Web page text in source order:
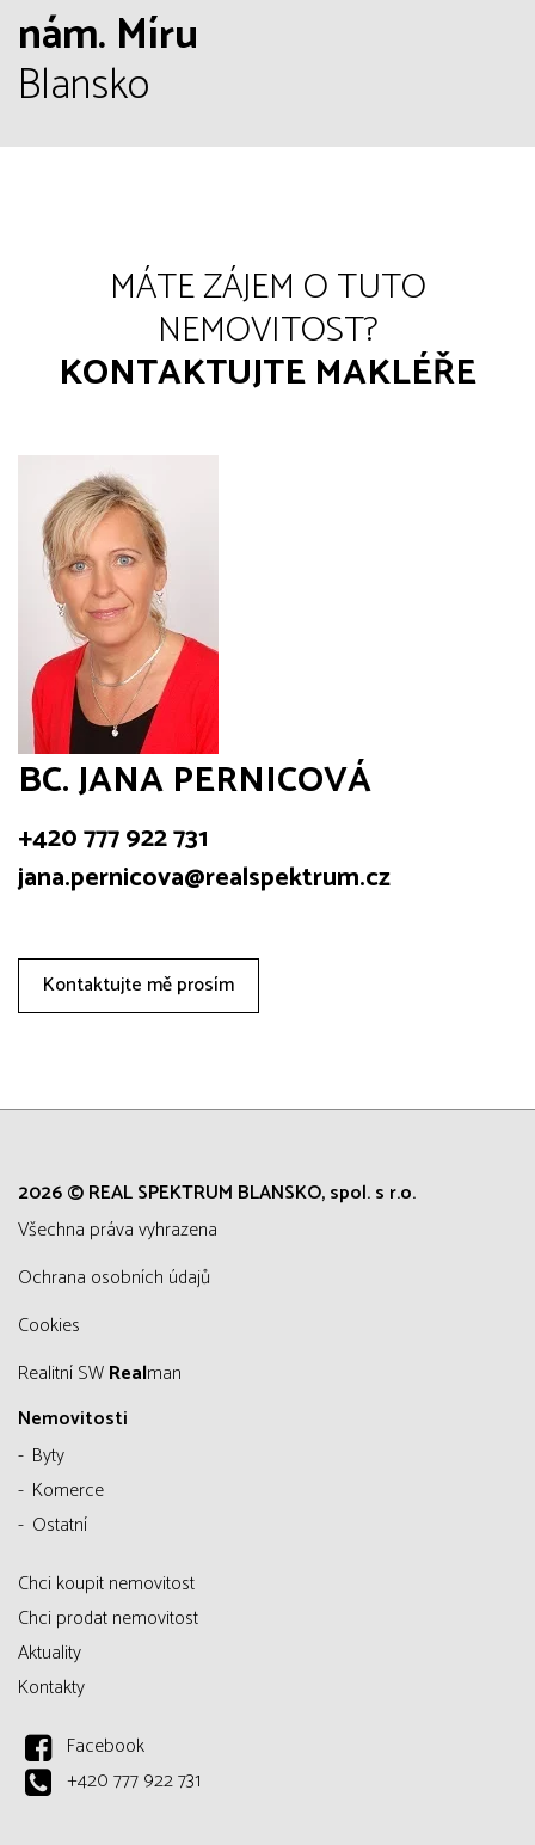
nám. Míru
Blansko
MÁTE ZÁJEM O TUTO
NEMOVITOST?
KONTAKTUJTE MAKLÉŘE
BC. JANA PERNICOVÁ
+420 777 922 731
jana.pernicova@realspektrum.cz
Kontaktujte mě prosím
2026 © REAL SPEKTRUM BLANSKO, spol. s r.o.
všechna práva vyhrazena
Ochrana osobních údajů
Cookies
Realitní SWRealman
Nemovitosti
Byty
Komerce
Ostatní
Chci koupit nemovitost
Chci prodat nemovitost
Aktuality
Kontakty
Facebook
+420 777 922 731